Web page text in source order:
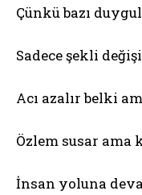
Çünkü bazı
Sadece şekli
Acı azalır belki
Özlem susar ama
İnsan yoluna